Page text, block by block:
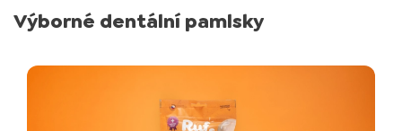
Výborné dentální pamlsky